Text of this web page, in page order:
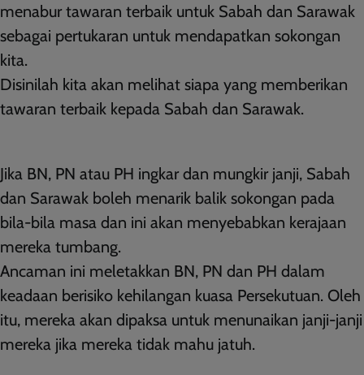
menabur tawaran terbaik untuk Sabah dan Sarawak
sebagai pertukaran untuk mendapatkan sokongan
kita.
Disinilah kita akan melihat siapa yang memberikan
tawaran terbaik kepada Sabah dan Sarawak.
Jika BN, PN atau PH ingkar dan mungkir janji, Sabah
dan Sarawak boleh menarik balik sokongan pada
bila-bila masa dan ini akan menyebabkan kerajaan
mereka tumbang.
Ancaman ini meletakkan BN, PN dan PH dalam
keadaan berisiko kehilangan kuasa Persekutuan. Oleh
itu, mereka akan dipaksa untuk menunaikan janji-janji
mereka jika mereka tidak mahu jatuh.